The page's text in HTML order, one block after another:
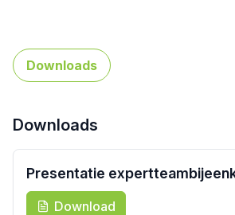
Downloads
Downloads
Presentatie
Download